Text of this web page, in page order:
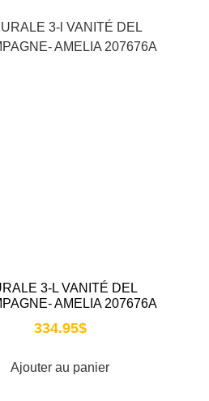
3-L VANITÉ DEL
AMELIA 207676A
334.95$
Ajouter au panier